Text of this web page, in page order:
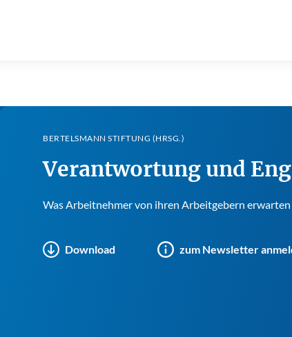
BERTELSMANN STIFTUNG (HRSG.)
Verantwortung und
Was Arbeitnehmer von ihren Arbeitgebern
Download zum Newsletter